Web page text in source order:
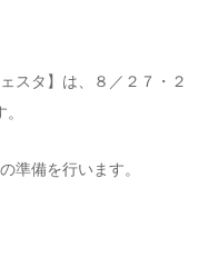
スタ】は、８／２７・２
準備を行います。